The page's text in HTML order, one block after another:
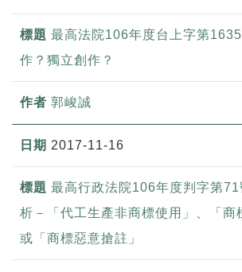
最高法院106年度台上字第
作？獨立創作？
郭峻誠
2017-11-16
最高行政法院106年度判字第
析－「代工生產非商標使用」、「商
或「商標惡意搶註」